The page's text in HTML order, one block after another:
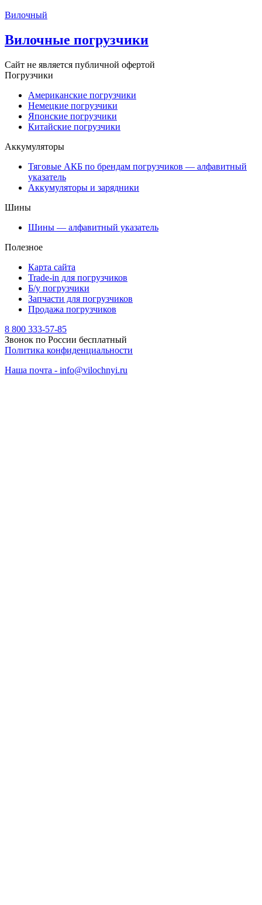
Вилочный
Вилочные погрузчики
Сайт не является публичной офертой
Погрузчики
Американские погрузчики
Немецкие погрузчики
Японские погрузчики
Китайские погрузчики
Аккумуляторы
Тяговые АКБ по брендам погрузчиков — алфавитный
указатель
Аккумуляторы и зарядники
Шины
Шины — алфавитный указатель
Полезное
Карта сайта
Trade-in для погрузчиков
Б/у погрузчики
Запчасти для погрузчиков
Продажа погрузчиков
8 800 333-57-85
Звонок по России бесплатный
Политика конфиденциальности
Наша почта - info@vilochnyi.ru